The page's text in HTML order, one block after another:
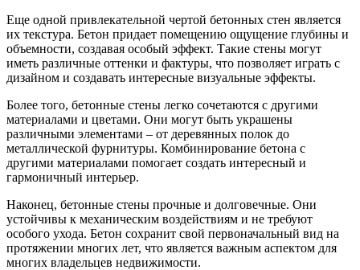
Еще одной привлекательной чертой бетонных стен является
их текстура. Бетон придает помещению ощущение глубины и
объемности, создавая особый эффект. Такие стены могут
иметь различные оттенки и фактуры, что позволяет играть с
дизайном и создавать интересные визуальные эффекты.
Более того, бетонные стены легко сочетаются с другими
материалами и цветами. Они могут быть украшены
различными элементами – от деревянных полок до
металлической фурнитуры. Комбинирование бетона с
другими материалами помогает создать интересный и
гармоничный интерьер.
Наконец, бетонные стены прочные и долговечные. Они
устойчивы к механическим воздействиям и не требуют
особого ухода. Бетон сохранит свой первоначальный вид на
протяжении многих лет, что является важным аспектом для
многих владельцев недвижимости.